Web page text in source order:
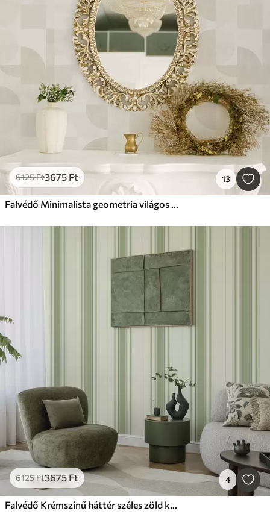
6125Ft3675 Ft 13
Falvédő Minimalista geometria világos krémszínű palettában
6125Ft3675 Ft 4
Falvédő Krémszínű háttér széles zöld középső csíkkal